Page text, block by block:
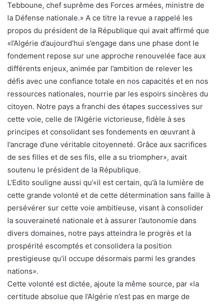
Tebboune, chef suprême des Forces armées, ministre de
la Défense nationale.» A ce titre la revue a rappelé les
propos du président de la République qui avait affirmé que
«l’Algérie d’aujourd’hui s’engage dans une phase dont le
fondement repose sur une approche renouvelée face aux
différents enjeux, animée par l’ambition de relever les
défis avec une confiance totale en nos capacités et en nos
ressources nationales, nourrie par les espoirs sincères du
citoyen. Notre pays a franchi des étapes successives sur
cette voie, celle de l’Algérie victorieuse, fidèle à ses
principes et consolidant ses fondements en œuvrant à
l’ancrage d’une véritable citoyenneté. Grâce aux sacrifices
de ses filles et de ses fils, elle a su triompher», avait
soutenu le président de la République.
L’Edito souligne aussi qu’«il est certain, qu’à la lumière de
cette grande volonté et de cette détermination sans faille à
persévérer sur cette voie ambitieuse, visant à consolider
la souveraineté nationale et à assurer l’autonomie dans
divers domaines, notre pays atteindra le progrès et la
prospérité escomptés et consolidera la position
prestigieuse qu’il occupe désormais parmi les grandes
nations».
Cette volonté est dictée, ajoute la même source, par «la
certitude absolue que l’Algérie n’est pas en marge de